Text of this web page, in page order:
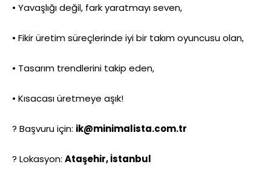
• Yavaşlığı değil, fark yaratmayı seven,
• Fikir üretim süreçlerinde iyi bir takım oyuncusu olan,
• Tasarım trendlerini takip eden,
• Kısacası üretmeye aşık!
? Başvuru için: ik@minimalista.com.tr
? Lokasyon: Ataşehir, İstanbul